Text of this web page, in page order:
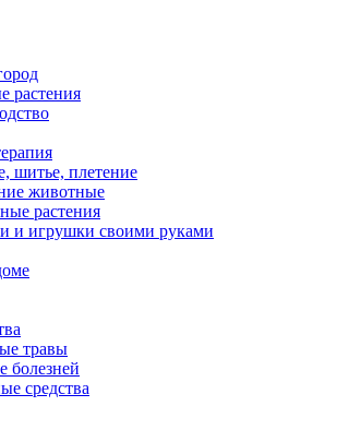
растения
шитье, плетение
животные
растения
и игрушки своими руками
травы
болезней
средства